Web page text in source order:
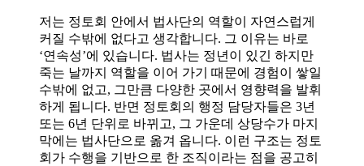
저는 정토회 안에서 법사단의 역할이 자연스럽게
커질 수밖에 없다고 생각합니다. 그 이유는 바로
‘연속성’에 있습니다. 법사는 정년이 있긴 하지만
죽는 날까지 역할을 이어 가기 때문에 경험이 쌓일
수밖에 없고, 그만큼 다양한 곳에서 영향력을 발휘
하게 됩니다. 반면 정토회의 행정 담당자들은 3년
또는 6년 단위로 바뀌고, 그 가운데 상당수가 마지
막에는 법사단으로 옮겨 옵니다. 이런 구조는 정토
회가 수행을 기반으로 한 조직이라는 점을 공고히